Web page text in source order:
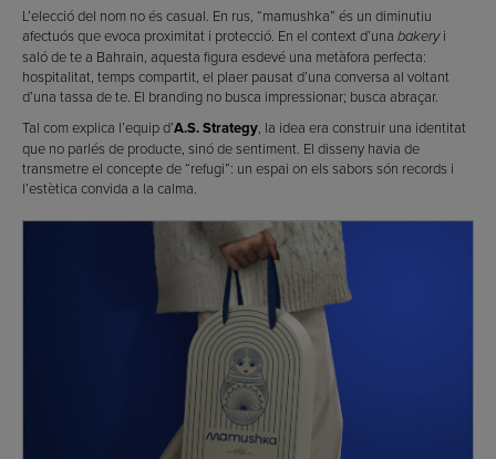
L’elecció del nom no és casual. En rus, “mamushka” és un diminutiu
afectuós que evoca proximitat i protecció. En el context d’una bakeryi
saló de te a Bahrain, aquesta figura esdevé una metàfora perfecta:
hospitalitat, temps compartit, el plaer pausat d’una conversa al voltant
d’una tassa de te. El branding no busca impressionar; busca abraçar.
Tal com explica l’equip d’A.S. Strategy, la idea era construir una identitat
que no parlés de producte, sinó de sentiment. El disseny havia de
transmetre el concepte de “refugi”: un espai on els sabors són records i
l’estètica convida a la calma.